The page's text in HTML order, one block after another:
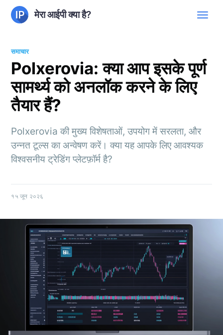
मेरा आईपी क्या है?
समाचार
Polxerovia: क्या आप इसके पूर्ण
सामर्थ्य को अनलॉक करने के लिए
तैयार हैं?
Polxerovia की मुख्य विशेषताओं, उपयोग में सरलता, और
उन्नत टूल्स का अन्वेषण करें। क्या यह आपके लिए आवश्यक
विश्वसनीय ट्रेडिंग प्लेटफ़ॉर्म है?
१५ जून २०२६